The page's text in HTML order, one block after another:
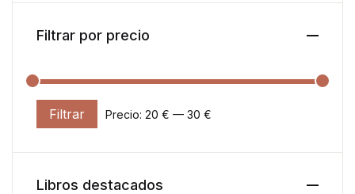
Filtrar por precio
Precio mínimo
Precio máximo
Filtrar Precio: 20 € — 30 €
Libros destacados